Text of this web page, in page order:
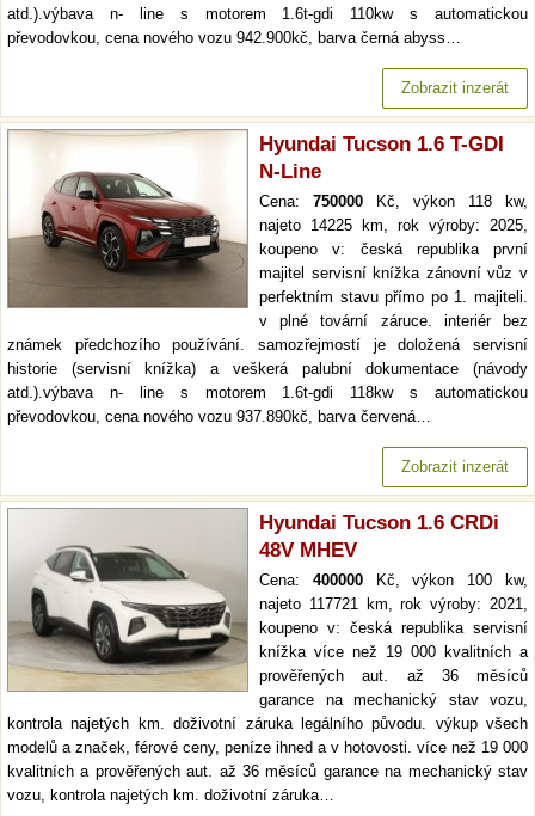
atd.).výbava n- line s motorem 1.6t-gdi 110kw s automatickou
převodovkou, cena nového vozu 942.900kč, barva černá abyss…
Zobrazit inzerát
Hyundai Tucson 1.6 T-GDI
N-Line
Cena: 750000 Kč, výkon 118 kw,
najeto 14225 km, rok výroby: 2025,
koupeno v: česká republika první
majitel servisní knížka zánovní vůz v
perfektním stavu přímo po 1. majiteli.
v plné tovární záruce. interiér bez
známek předchozího používání. samozřejmostí je doložená servisní
historie (servisní knížka) a veškerá palubní dokumentace (návody
atd.).výbava n- line s motorem 1.6t-gdi 118kw s automatickou
převodovkou, cena nového vozu 937.890kč, barva červená…
Zobrazit inzerát
Hyundai Tucson 1.6 CRDi
48V MHEV
Cena: 400000Kč, výkon 100 kw,
najeto 117721 km, rok výroby: 2021,
koupeno v: česká republika servisní
knížka více než 19 000 kvalitních a
prověřených aut. až 36 měsíců
garance na mechanický stav vozu,
kontrola najetých km. doživotní záruka legálního původu. výkup všech
modelů a značek, férové ceny, peníze ihned a v hotovosti. více než 19 000
kvalitních a prověřených aut. až 36 měsíců garance na mechanický stav
vozu, kontrola najetých km. doživotní záruka…